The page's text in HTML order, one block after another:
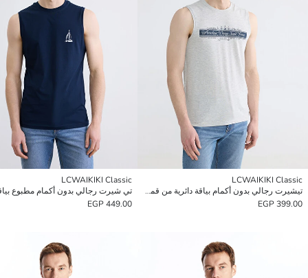
LCWAIKIKI Classic
تيشيرت رجالي بدون أكمام بياقة دائرية من قماش جيرسي مطبوع
399.00 EGP
LCWAIKIKI Classic
تي شيرت رجالي بدون أكمام مطبوع
449.00 EGP